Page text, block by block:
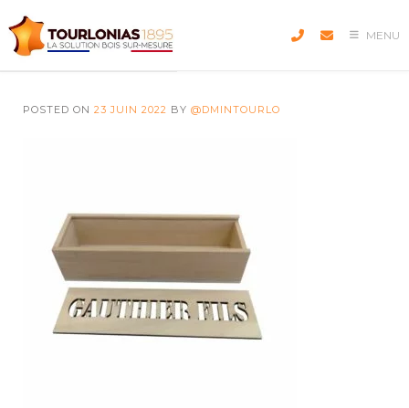
to
content
MENU
POSTED ON 23 JUIN 2022 BY @DMINTOURLO